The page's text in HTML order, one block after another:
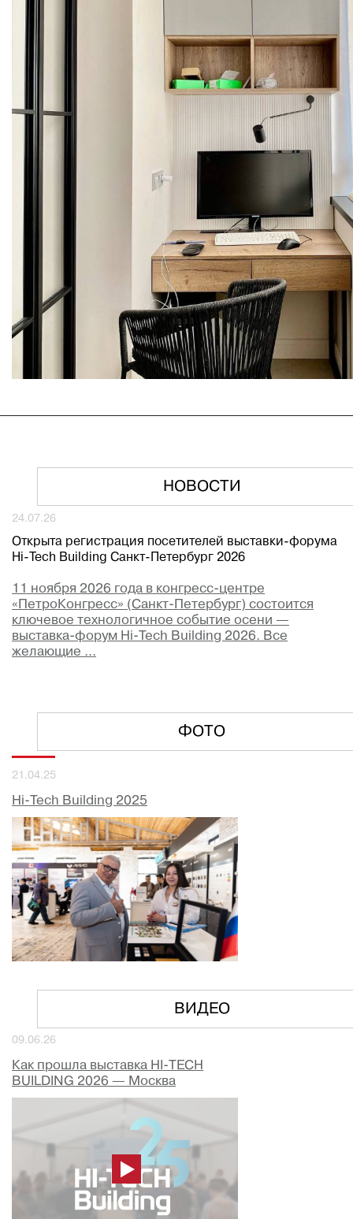
НОВОСТИ
24.07.26
Открыта регистрация посетителей выставки-форума
Hi-Tech Building Санкт-Петербург 2026
11 ноября 2026 года в конгресс-центре
«ПетроКонгресс» (Санкт-Петербург) состоится
ключевое технологичное событие осени —
выставка-форум Hi-Tech Building 2026. Все
желающие ...
ФОТО
21.04.25
Hi-Tech Building 2025
ВИДЕО
09.06.26
Как прошла выставка HI-TECH
BUILDING 2026 — Москва